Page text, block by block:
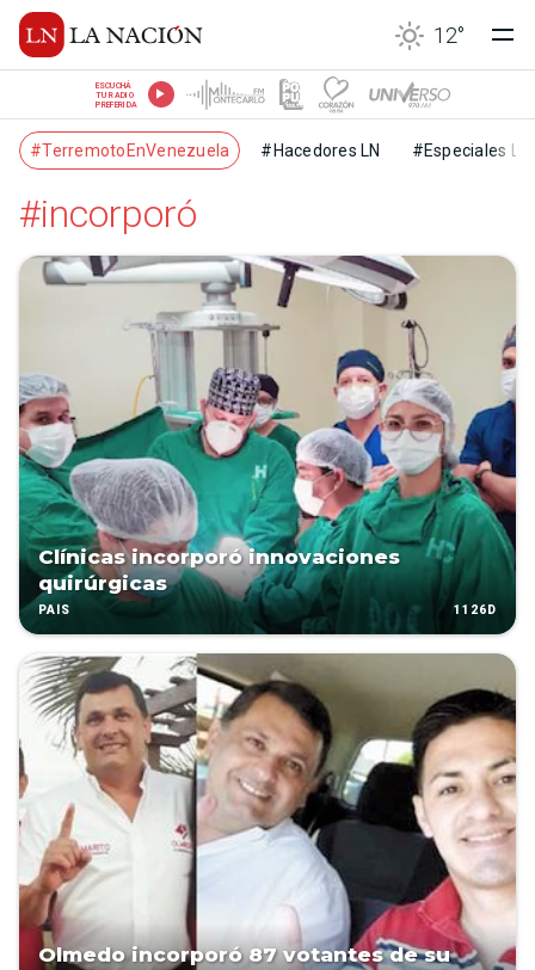
12°
ESCUCHÁ
TU RADIO
PREFERIDA
#TerremotoEnVenezuela #Hacedores LN #Especiales LN
#incorporó
Clínicas incorporó innovaciones
quirúrgicas
PAÍS 1126D
Olmedo incorporó 87 votantes de su